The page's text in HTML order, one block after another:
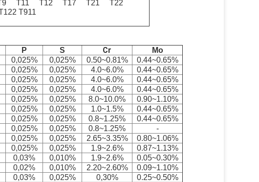
T11 T12 T17 T21 T22
T911
P S Cr
Mo
0,025% 0,025% 0.50~0.81%
0.44~0.65%
0,025% 0,025% 4.0~6.0%
0.44~0.65%
0,025% 0,025% 4.0~6.0%
0.44~0.65%
0,025% 0,025% 4.0~6.0%
0.44~0.65%
0,025% 0,025% 8.0~10.0%
0.90~1.10%
0,025% 0,025% 1.0~1.5%
0.44~0.65%
0,025% 0,025% 0.8~1.25%
0.44~0.65%
0,025% 0,025% 0.8~1.25%
-
0,025% 0,025% 2.65~3.35%
0.80~1.06%
0,025% 0,025% 1.9~2.6%
0.87~1.13%
0,03% 0,010% 1.9~2.6%
0.05~0.30%
0,02% 0,010% 2.20~2.60%
0.09~1.10%
0,03% 0,025% 0,30%
0.25~0.50%